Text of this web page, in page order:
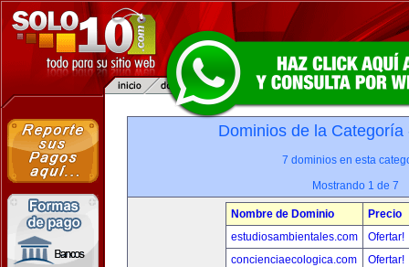
Dominios de la
7 dominios en esta
Mostrando 1 de 7
Nombre de Dominio
Precio
estudiosambientales.com
Ofertar!
concienciaecologica.com
Ofertar!